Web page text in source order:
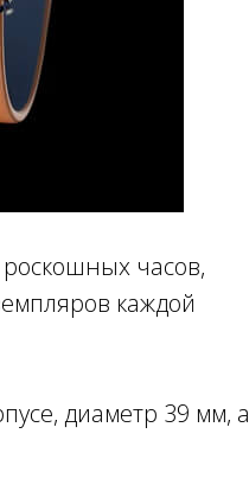
часов,
каждой
диаметр 39 мм, а